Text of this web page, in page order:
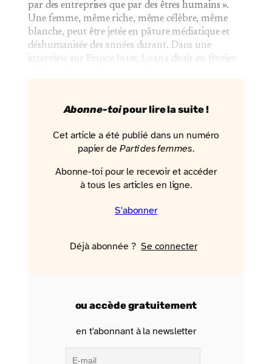
par des entreprises que par des êtres humains ».
Une femme, même riche, même célèbre, même
blanche, peut être jetée en pâture médiatique et
déshumanisée des années durant. Dans une
interview sur France Inter, Loana disait en février
Abonne-toipour lire la suite !
Cet article a été publié dans un numéro
papier deParti des femmes.
Abonne-toi pour le recevoir et accéder
à tous les articles en ligne.
S'abonner
Déjà abonnée ? Se connecter
ou accède gratuitement
en t'abonnant à la newsletter